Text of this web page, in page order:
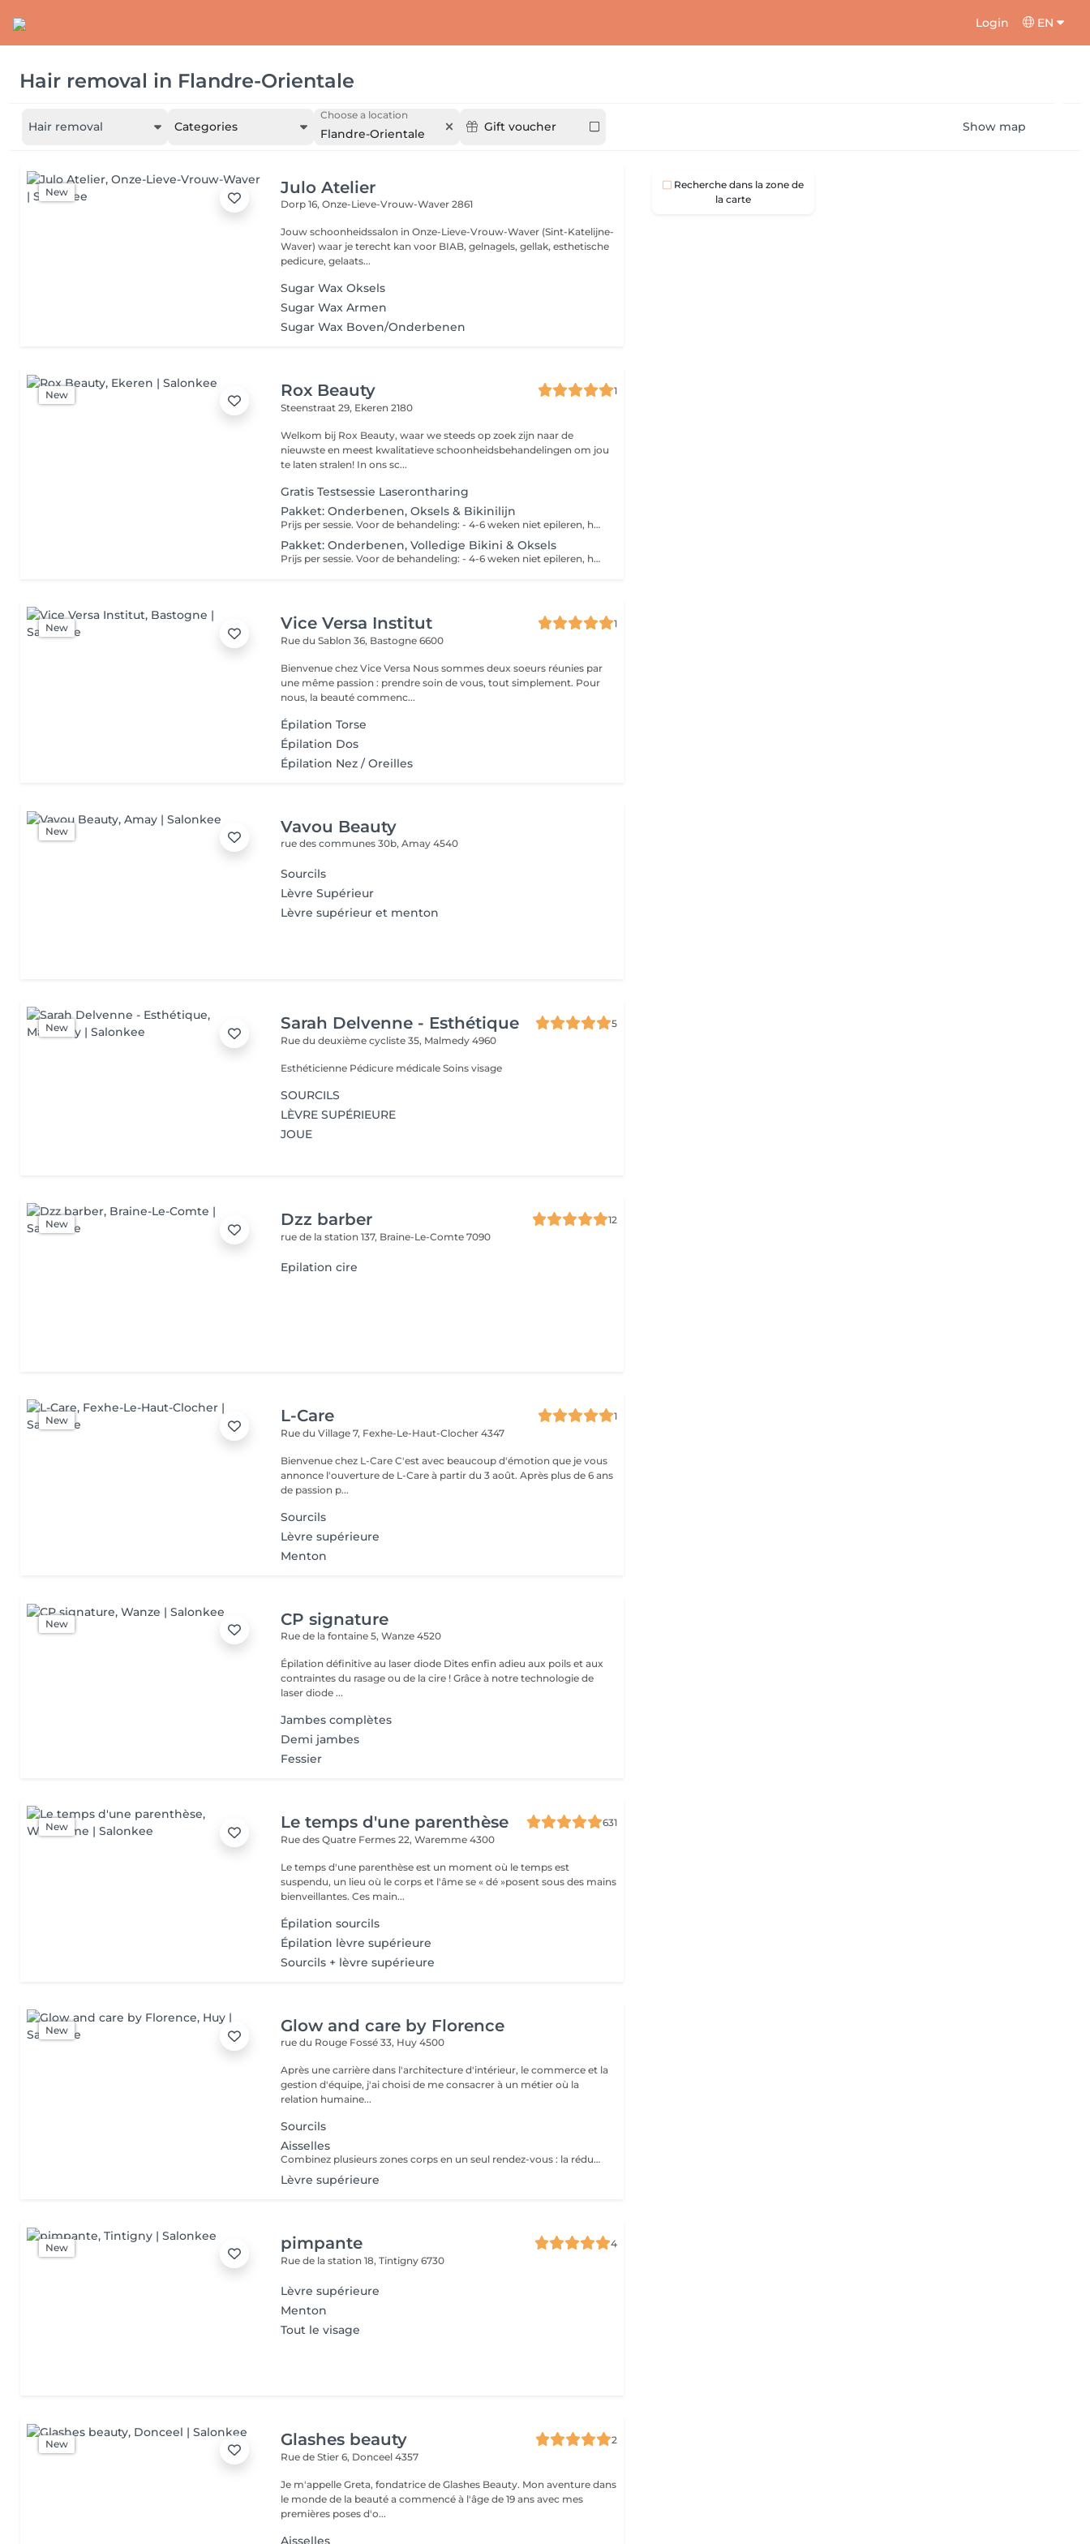
Login EN
Hair removal in Flandre-Orientale
Hair removal Categories
Choose a location
Flandre-Orientale Gift voucher Show map
New Julo Atelier
Dorp 16,Onze-Lieve-Vrouw-Waver 2861
Jouw schoonheidssalon in Onze-Lieve-Vrouw-Waver (Sint-Katelijne-
Waver) waar je terecht kan voor BIAB, gelnagels, gellak, esthetische
pedicure, gelaats...
Sugar Wax Oksels
Sugar Wax Armen
Sugar Wax Boven/Onderbenen
New Rox Beauty
1
Steenstraat 29, Ekeren 2180
Welkom bij Rox Beauty, waar we steeds op zoek zijn naar de
nieuwste en meest kwalitatieve schoonheidsbehandelingen om jou
te laten stralen! In ons sc...
Gratis Testsessie Laserontharing
Pakket: Onderbenen, Oksels & Bikinilijn
Prijs per sessie. Voor de behandeling: - 4-6 weken niet epileren, harsen of uittrekken - 24-48u voor de behandeling de zone scheren - Gebruik geen zelfbruiner net voor de behandeling - Huid mag niet bruiner zijn dan de haartjes Na de behandeling: - 2 weken niet zonnen of zonnebanken met de behandelde zone zonder SPF 50 of 30
Pakket: Onderbenen, Volledige Bikini & Oksels
Prijs per sessie. Voor de behandeling: - 4-6 weken niet epileren, harsen of uittrekken - 24-48u voor de behandeling de zone scheren - Gebruik geen zelfbruiner net voor de behandeling - Huid mag niet bruiner zijn dan de haartjes Na de behandeling: - 2 weken niet zonnen of zonnebanken met de behandelde zone zonder SPF 50 of 30
New Vice Versa Institut
1
Rue du Sablon 36, Bastogne 6600
Bienvenue chez Vice Versa Nous sommes deux soeurs réunies par
une même passion : prendre soin de vous, tout simplement. Pour
nous, la beauté commenc...
Épilation Torse
Épilation Dos
Épilation Nez / Oreilles
New Vavou Beauty
rue des communes 30b,Amay 4540
Sourcils
Lèvre Supérieur
Lèvre supérieur et menton
New Sarah Delvenne - Esthétique
5
Rue du deuxième cycliste 35, Malmedy 4960
Esthéticienne Pédicure médicale Soins visage
SOURCILS
LÈVRE SUPÉRIEURE
JOUE
New Dzz barber
12
rue de la station 137, Braine-Le-Comte 7090
Epilation cire
New L-Care
1
Rue du Village 7, Fexhe-Le-Haut-Clocher 4347
Bienvenue chez L-Care C'est avec beaucoup d'émotion que je vous
annonce l'ouverture de L-Care à partir du 3 août. Après plus de 6 ans
de passion p...
Sourcils
Lèvre supérieure
Menton
New CP signature
Rue de la fontaine 5,Wanze 4520
Épilation définitive au laser diode Dites enfin adieu aux poils et aux
contraintes du rasage ou de la cire ! Grâce à notre technologie de
laser diode ...
Jambes complètes
Demi jambes
Fessier
New Le temps d'une parenthèse
631
Rue des Quatre Fermes 22,Waremme 4300
Le temps d'une parenthèse est un moment où le temps est
suspendu, un lieu où le corps et l'âme se « dé »posent sous des mains
bienveillantes. Ces main...
Épilation sourcils
Épilation lèvre supérieure
Sourcils + lèvre supérieure
New Glow and care by Florence
rue du Rouge Fossé 33, Huy 4500
Après une carrière dans l'architecture d'intérieur, le commerce et la
gestion d'équipe, j'ai choisi de me consacrer à un métier où la
relation humaine...
Sourcils
Aisselles
Combinez plusieurs zones corps en un seul rendez-vous : la réduction s'applique sur le total cumulé des zones choisies. 2 zones - 5 % 3 zones et plus -10 %
Lèvre supérieure
New pimpante
4
Rue de la station 18,Tintigny 6730
Lèvre supérieure
Menton
Tout le visage
New Glashes beauty
2
Rue de Stier 6, Donceel 4357
Je m'appelle Greta, fondatrice de Glashes Beauty. Mon aventure dans
le monde de la beauté a commencé à l'âge de 19 ans avec mes
premières poses d'o...
Aisselles
Recherche dans la zone de
la carte